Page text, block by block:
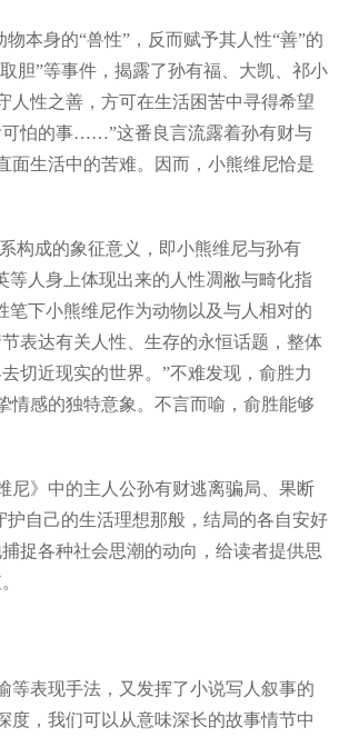
本身的“兽性”，反而赋予其人性“善”的
胆”等事件，揭露了孙有福、大凯、祁小
人性之善，方可在生活困苦中寻得希望
可怕的事……”这番良言流露着孙有财与
生活中的苦难。因而，小熊维尼恰是
构成的象征意义，即小熊维尼与孙有
等人身上体现出来的人性凋敝与畸化指
笔下小熊维尼作为动物以及与人相对的
表达有关人性、生存的永恒话题，整体
切近现实的世界。”不难发现，俞胜力
情感的独特意象。不言而喻，俞胜能够
》中的主人公孙有财逃离骗局、果断
自己的生活理想那般，结局的各自安好
捉各种社会思潮的动向，给读者提供思
表现手法，又发挥了小说写人叙事的
度，我们可以从意味深长的故事情节中